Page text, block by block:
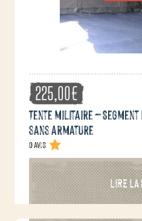
225,00€
Tente militaire –
sans armature
0 avis
LIRE LA